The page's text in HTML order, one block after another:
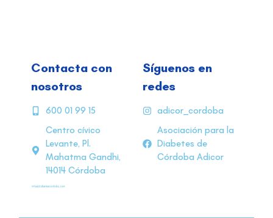
Contacta con
nosotros
600 01 99 15
Centro cívico
Levante, Pl.
Mahatma Gandhi,
14014 Córdoba
Síguenos en
redes
adicor_cordoba
Asociación para la
Diabetes de
Córdoba Adicor